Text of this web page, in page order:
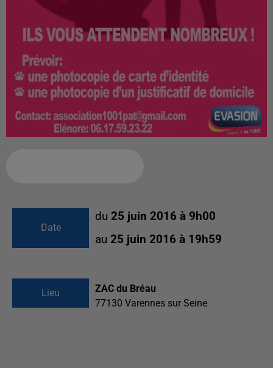
Date
du 25 juin 2016 à 9h00
au 25 juin 2016 à 19h59
Lieu
ZAC du Bréau
77130 Varennes sur Seine